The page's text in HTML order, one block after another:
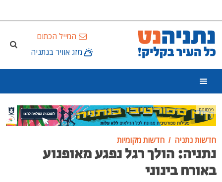
המייל הכתום
מזג אוויר בנתניה
פרסומת
חדשות נתניה חדשות מקומיות
נתניה: הולך רגל נפגע מאופנוע
באורח בינוני